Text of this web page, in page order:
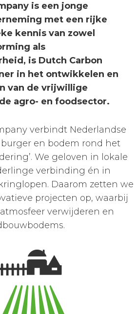
is een jonge
met een rijke
kennis van zowel
als
is Dutch Carbon
in het ontwikkelen en
van de vrijwillige
agro- en foodsector.
verbindt Nederlandse
en bodem rond het
We geloven in lokale
verbinding én in
Daarom zetten we
projecten op, waarbij
verwijderen en